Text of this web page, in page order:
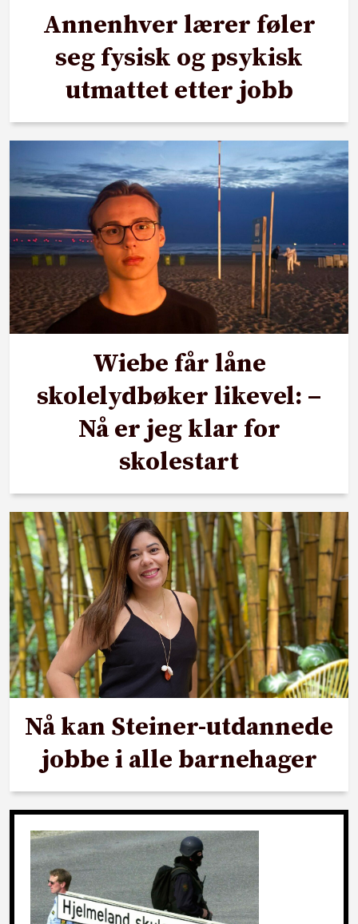
Annenhver lærer føler
seg fysisk og psykisk
utmattet etter jobb
Wiebe får låne
skolelydbøker likevel: –
Nå er jeg klar for
skolestart
Nå kan Steiner-utdannede
jobbe i alle barnehager